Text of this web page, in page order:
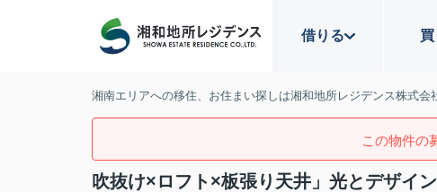
借りる 買
湘南エリアへの移住、お住まい探しは湘和地所レジデンス株式会
この物件の
吹抜け×ロフト×板張り天井」光とデザイ